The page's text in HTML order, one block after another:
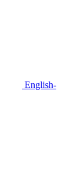
English-